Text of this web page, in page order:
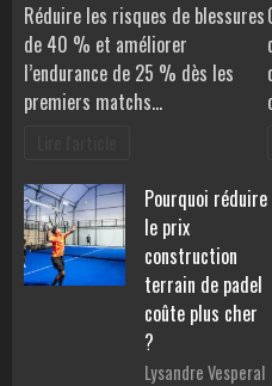
Réduire les risques de blessures
de 40 % et améliorer
l’endurance de 25 % dès les
premiers matchs…
Pourquoi réduire
le prix
construction
terrain de padel
coûte plus cher
?
Lysandre Vesperal